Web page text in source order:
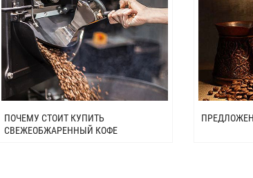
ПОЧЕМУ СТОИТ КУПИТЬ
СВЕЖЕОБЖАРЕННЫЙ КОФЕ